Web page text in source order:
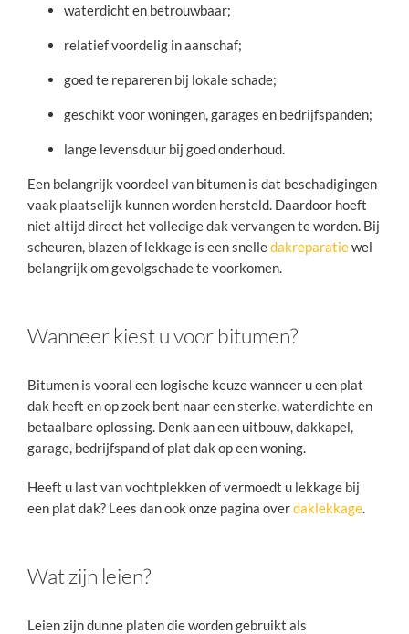
waterdicht en betrouwbaar;
relatief voordelig in aanschaf;
goed te repareren bij lokale schade;
geschikt voor woningen, garages en bedrijfspanden;
lange levensduur bij goed onderhoud.
Een belangrijk voordeel van bitumen is dat beschadigingen
vaak plaatselijk kunnen worden hersteld. Daardoor hoeft
niet altijd direct het volledige dak vervangen te worden. Bij
scheuren, blazen of lekkage is een snelledakreparatiewel
belangrijk om gevolgschade te voorkomen.
Wanneer kiest u voor bitumen?
Bitumen is vooral een logische keuze wanneer u een plat
dak heeft en op zoek bent naar een sterke, waterdichte en
betaalbare oplossing. Denk aan een uitbouw, dakkapel,
garage, bedrijfspand of plat dak op een woning.
Heeft u last van vochtplekken of vermoedt u lekkage bij
een plat dak? Lees dan ook onze pagina overdaklekkage.
Wat zijn leien?
Leien zijn dunne platen die worden gebruikt als